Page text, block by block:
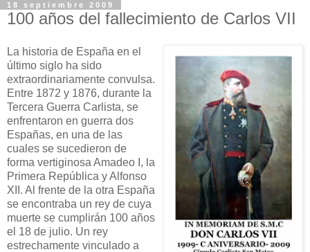
18 septiembre 2009
100 años del fallecimiento de Carlos VII
La historia de España en el
último siglo ha sido
extraordinariamente convulsa.
Entre 1872 y 1876, durante la
Tercera Guerra Carlista, se
enfrentaron en guerra dos
Españas, en una de las
cuales se sucedieron de
forma vertiginosa Amadeo I, la
Primera República y Alfonso
XII. Al frente de la otra España
se encontraba un rey de cuya
muerte se cumplirán 100 años
el 18 de julio. Un rey
estrechamente vinculado a